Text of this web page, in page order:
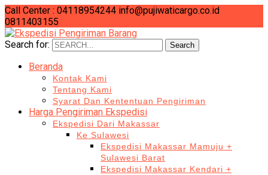
Call Center : 04118954244 info@pujiwaticargo.co.id
0811403155
Search for:
Search
Beranda
Kontak Kami
Tentang Kami
Syarat Dan Kententuan Pengiriman
Harga Pengiriman Ekspedisi
Ekspedisi Dari Makassar
Ke Sulawesi
Ekspedisi Makassar Mamuju +
Sulawesi Barat
Ekspedisi Makassar Kendari +